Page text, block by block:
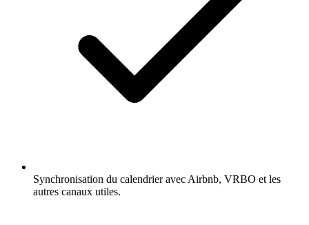
Synchronisation du calendrier avec Airbnb, VRBO et les
autres canaux utiles.